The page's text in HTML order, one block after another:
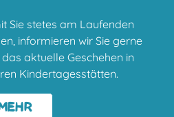
Sie stetes am Laufenden
informieren wir Sie gerne
aktuelle Geschehen in
Kindertagesstätten.